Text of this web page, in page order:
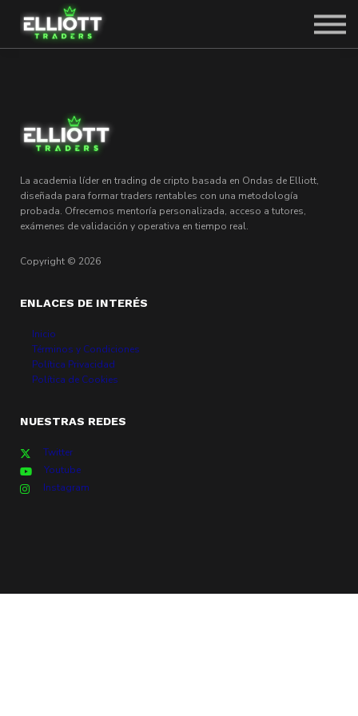
SOLICITAR PLAZA
La academia líder en trading de cripto basada en Ondas de Elliott,
diseñada para formar traders rentables con una metodología
probada. Ofrecemos mentoría personalizada, acceso a tutores,
exámenes de validación y operativa en tiempo real.
Copyright © 2026
ENLACES DE INTERÉS
Inicio
Términos y Condiciones
Política Privacidad
Política de Cookies
NUESTRAS REDES
Twitter
Youtube
Instagram